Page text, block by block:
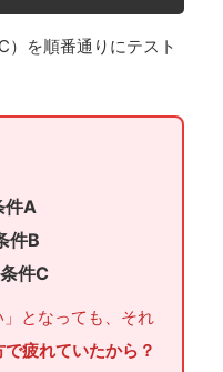
）を順番通りにテスト
件A
件B
条件C
となっても、それ
疲れていたから？